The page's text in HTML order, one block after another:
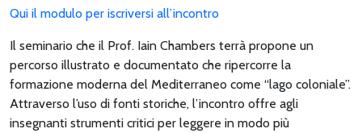
Qui il modulo per iscriversi all’incontro
Il seminario che il Prof. Iain Chambers terrà propone un
percorso illustrato e documentato che ripercorre la
formazione moderna del Mediterraneo come “lago coloniale”.
Attraverso l’uso di fonti storiche, l’incontro offre agli
insegnanti strumenti critici per leggere in modo più